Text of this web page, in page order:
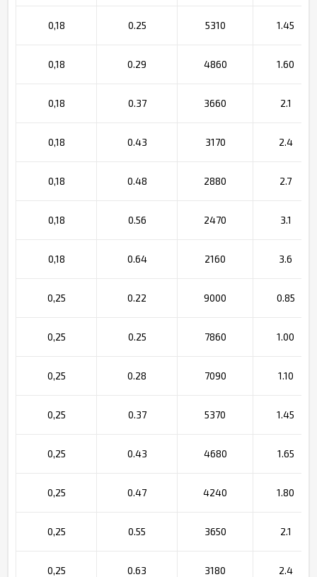
0,18 0.25 5310 1.45
0,18 0.29 4860 1.60
0,18 0.37 3660 2.1
0,18 0.43 3170 2.4
0,18 0.48 2880 2.7
0,18 0.56 2470 3.1
0,18 0.64 2160 3.6
0,25 0.22 9000 0.85
0,25 0.25 7860 1.00
0,25 0.28 7090 1.10
0,25 0.37 5370 1.45
0,25 0.43 4680 1.65
0,25 0.47 4240 1.80
0,25 0.55 3650 2.1
0,25 0.63 3180 2.4